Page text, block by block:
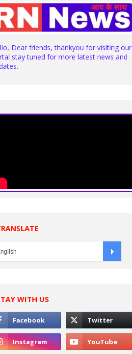
Dear friends, thankyou for visiting our
stay tuned for more latest news and
WITH US